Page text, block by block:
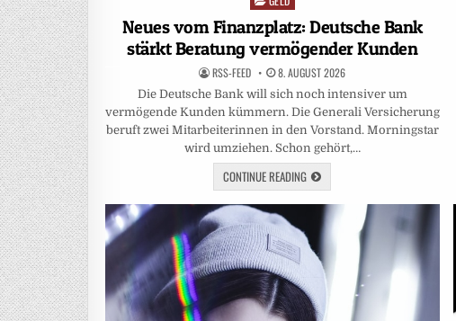
Neues vom Finanzplatz: Deutsche Bank
stärkt Beratung vermögender Kunden
RSS-FEED 8. AUGUST 2026
Die Deutsche Bank will sich noch intensiver um
vermögende Kunden kümmern. Die Generali Versicherung
beruft zwei Mitarbeiterinnen in den Vorstand. Morningstar
wird umziehen. Schon gehört,…
CONTINUE READING